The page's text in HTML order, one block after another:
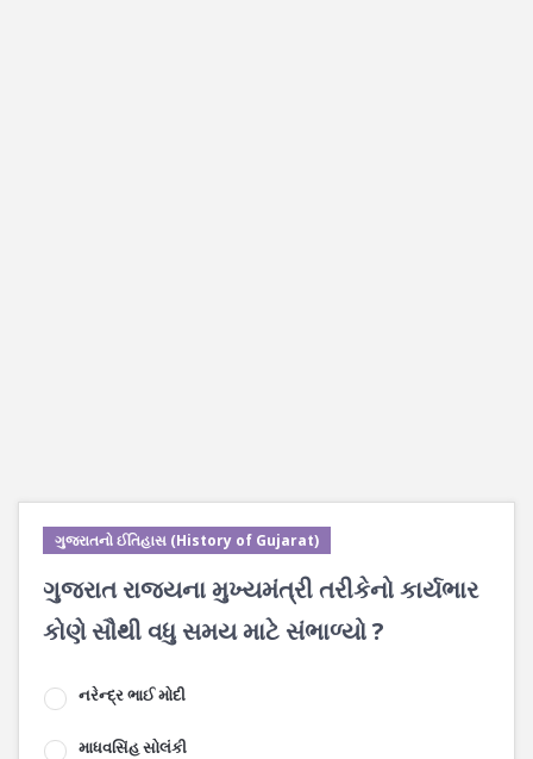
ગુજરાતનો ઈતિહાસ (History of Gujarat)
ગુજરાત રાજ્યના મુખ્યમંત્રી તરીકેનો કાર્યભાર
કોણે સૌથી વધુ સમય માટે સંભાળ્યો ?
નરેન્દ્ર ભાઈ મોદી
માધવસિંહ સોલંકી